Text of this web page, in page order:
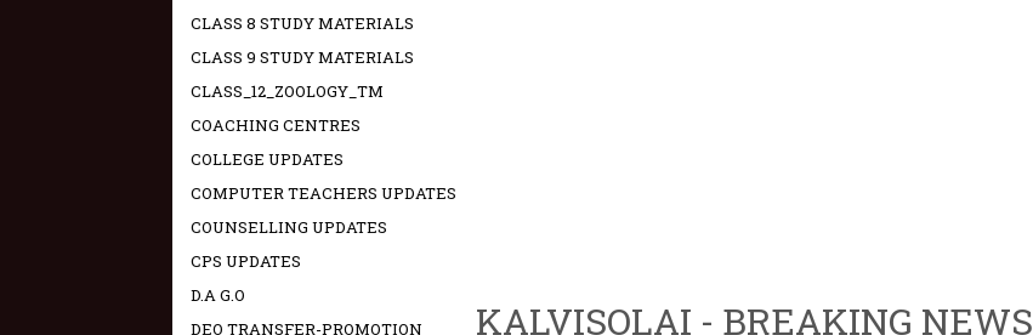
KALVISOLAI - BREAKING NEWS
CLASS 8 STUDY MATERIALS
CLASS 9 STUDY MATERIALS
CLASS_12_ZOOLOGY_TM
COACHING CENTRES
COLLEGE UPDATES
COMPUTER TEACHERS UPDATES
COUNSELLING UPDATES
CPS UPDATES
D.A G.O
DEO TRANSFER-PROMOTION